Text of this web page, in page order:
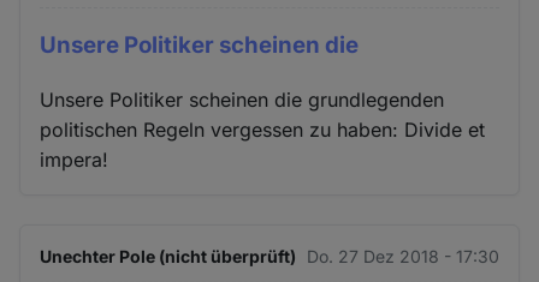
Unsere Politiker scheinen die
Unsere Politiker scheinen die grundlegenden
politischen Regeln vergessen zu haben: Divide et
impera!
Unechter Pole (nicht überprüft) Do. 27 Dez 2018 - 17:30